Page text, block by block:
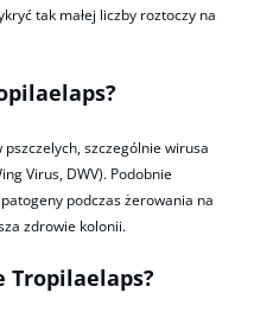
tak małej liczby roztoczy na
szczególnie wirusa
Virus, DWV). Podobnie
podczas żerowania na
zdrowie kolonii.
Tropilaelaps?